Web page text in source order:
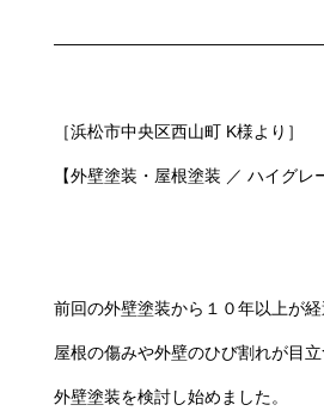
［浜松市中央区西山町 K様より］
【外壁塗装・屋根塗装 ／ ハイグレ
前回の外壁塗装から１０年以上が経
屋根の傷みや外壁のひび割れが目
外壁塗装を検討し始めました。